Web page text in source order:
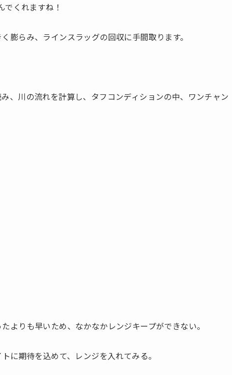
くれますね！
膨らみ、ラインスラッグの回収に手間取ります。
、川の流れを計算し、タフコンディションの中、ワンチャン
よりも早いため、なかなかレンジキープができない。
に期待を込めて、レンジを入れてみる。